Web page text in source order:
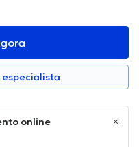
especialista
online